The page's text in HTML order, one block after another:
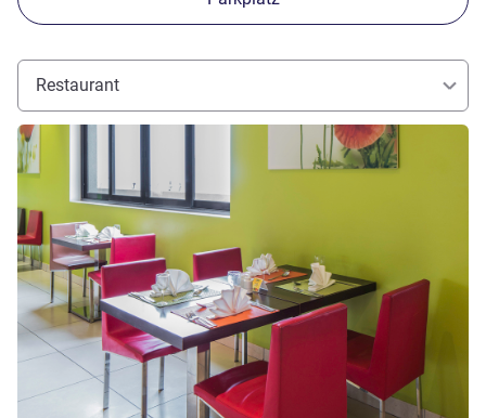
Restaurant
Details ansehen